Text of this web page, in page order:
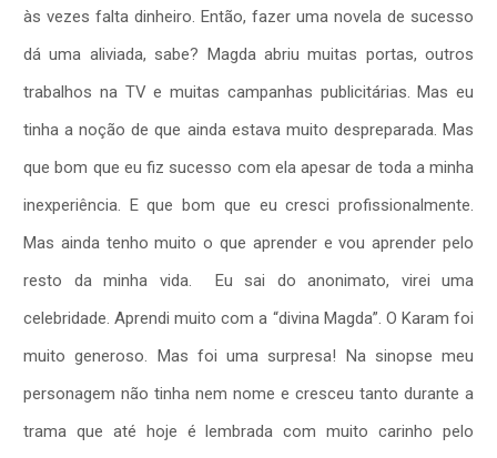
às vezes falta dinheiro. Então, fazer uma novela de sucesso
dá uma aliviada, sabe? Magda abriu muitas portas, outros
trabalhos na TV e muitas campanhas publicitárias. Mas eu
tinha a noção de que ainda estava muito despreparada. Mas
que bom que eu fiz sucesso com ela apesar de toda a minha
inexperiência. E que bom que eu cresci profissionalmente.
Mas ainda tenho muito o que aprender e vou aprender pelo
resto da minha vida.
Eu sai do anonimato, virei uma
celebridade. Aprendi muito com a “divina Magda”. O Karam foi
muito generoso. Mas foi uma surpresa! Na sinopse meu
personagem não tinha nem nome e cresceu tanto durante a
trama que até hoje é lembrada com muito carinho pelo